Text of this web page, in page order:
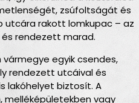
zsúfoltságát és
utcára rakott lomkupac – az
rendezett marad.
egyik csendes,
rendezett utcáival és
lakóhelyet biztosít. A
melléképületekben vagy